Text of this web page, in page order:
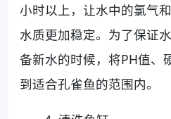
小时以上，让水中的氯气
水质更加稳定。为了保证
备新水的时候，将PH值、
到适合孔雀鱼的范围内。